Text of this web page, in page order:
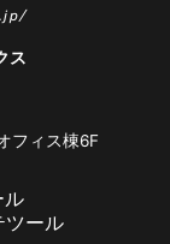
ス
フィス棟6F
ル
ツール